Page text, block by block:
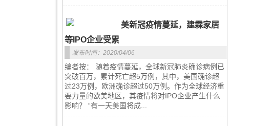
美新冠疫情蔓延，建霖家居
等IPO企业受累
发布时间：2020/04/06
编者按： 随着疫情蔓延，全球新冠肺炎确诊病例已
突破百万，累计死亡超5万例，其中，美国确诊超
过23万例，欧洲确诊超过50万例。作为全球经济重
要力量的欧美地区，其疫情将对IPO企业产生什么
影响？ “有一天美国将成...